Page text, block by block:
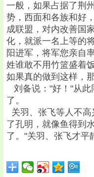
一般，如果占据了荆
势，西面和各族和好
成联盟，对内改善国
化，就派一名上等的
阳进军，将军您亲自
姓谁敢不用竹篮盛着
如果真的做到这样，
刘备说："好！"从此
了。
关羽、张飞等人不
了孔明，就像鱼得到
了。"关羽、张飞才平